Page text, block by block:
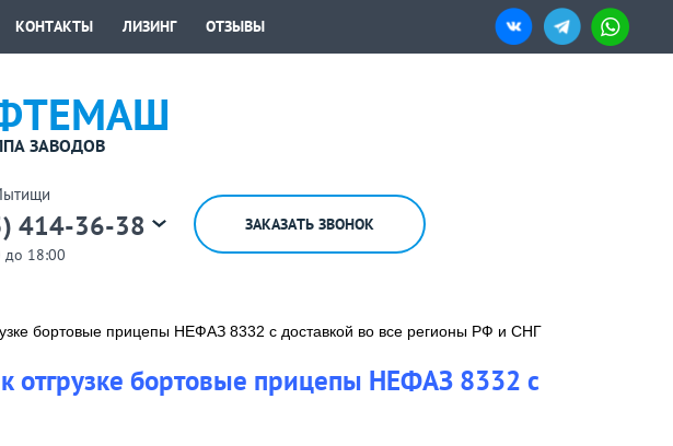
КОНТАКТЫ ЛИЗИНГ ОТЗЫВЫ
ЗАВОДОВ
414-36-38
до 18:00
ЗАКАЗАТЬ ЗВОНОК
бортовые прицепы НЕФАЗ 8332 с доставкой во все регионы РФ и СНГ
отгрузке бортовые прицепы НЕФАЗ 8332 с